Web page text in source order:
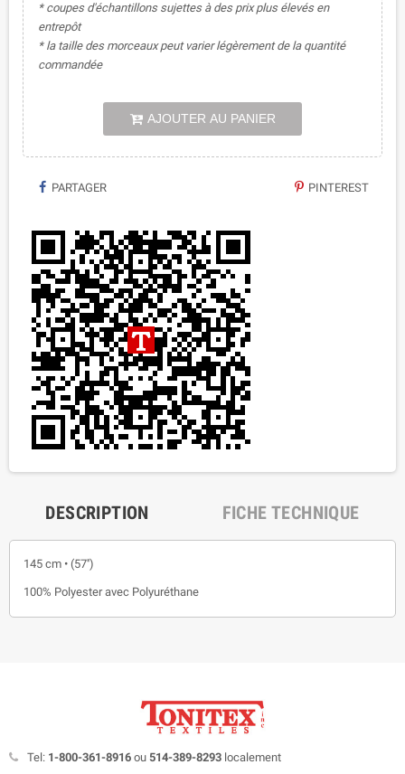
* coupes d'échantillons sujettes à des prix plus élevés en
entrepôt
* la taille des morceaux peut varier légèrement de la quantité
commandée
AJOUTER AU PANIER
PARTAGER PINTEREST
DESCRIPTION FICHE TECHNIQUE
145 cm • (57'')
100% Polyester avec Polyuréthane
Tel: 1-800-361-8916 ou 514-389-8293 localement